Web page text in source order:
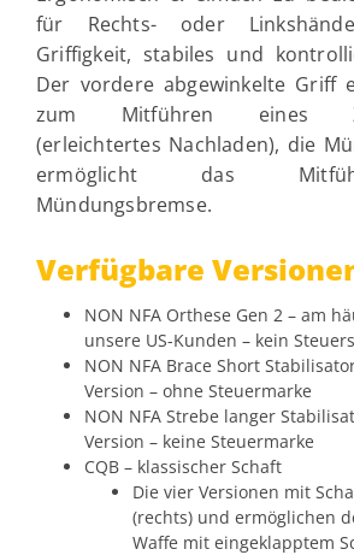
für Rechts- oder
Griffigkeit, stabiles und
Der vordere abgewinkelte Griff
zum Mitführen eines
(erleichtertes Nachladen), die
ermöglicht das
Mündungsbremse.
Verfügbare
NON NFA Orthese Gen 2 – am
unsere US-Kunden – kein
NON NFA Brace Short
Version – ohne Steuermarke
NON NFA Strebe langer
Version – keine Steuermarke
CQB – klassischer Schaft
Die vier Versionen mit
(rechts) und ermöglichen
Waffe mit eingeklapptem